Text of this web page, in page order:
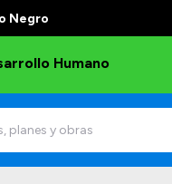
Negro
Humano